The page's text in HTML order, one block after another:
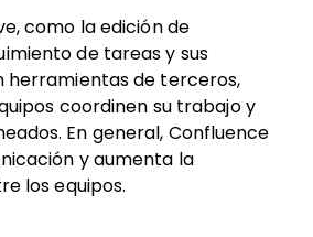
como la edición de
de tareas y sus
herramientas de terceros,
coordinen su trabajo y
En general, Confluence
y aumenta la
los equipos.